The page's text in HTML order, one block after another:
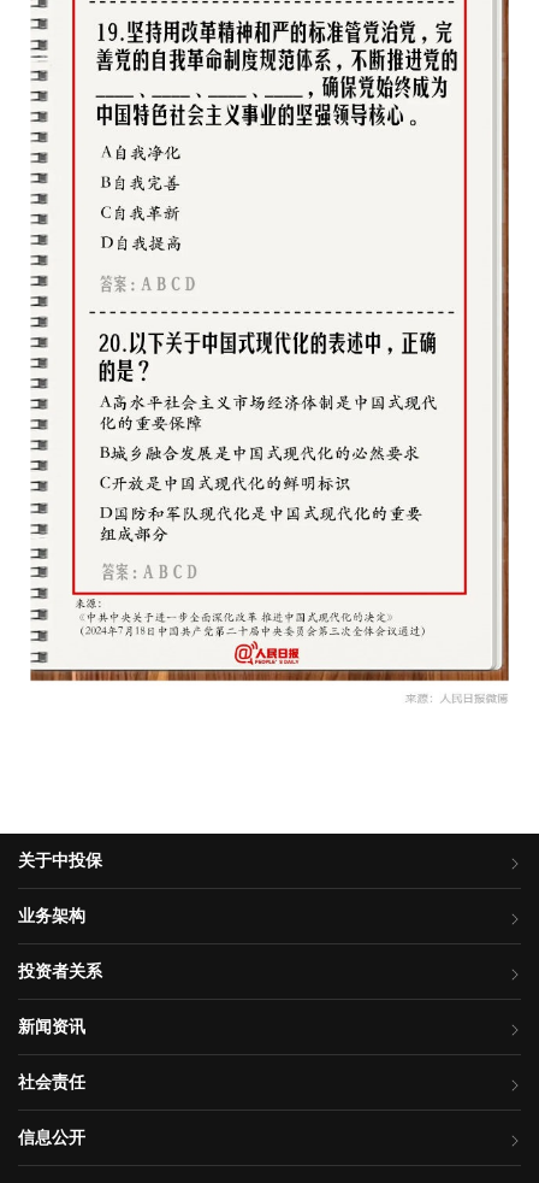
关于中投保
业务架构
投资者关系
新闻资讯
社会责任
信息公开